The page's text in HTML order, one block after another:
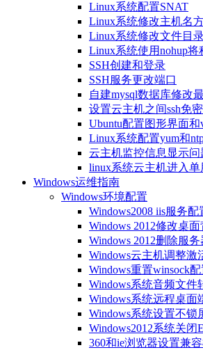
Linux系统配置SNAT
Linux系统修改主机名
Linux系统修改文件目
Linux系统使用nohup
SSH创建和登录
SSH服务更改端口
自建mysql数据库修改
设置云主机之间ssh免
Ubuntu配置图形界面和
Linux系统配置yum和
云主机监控信息显示
linux系统云主机进入
Windows运维指南
Windows环境配置
Windows2008 iis服务配
Windows 2012修改桌
Windows 2012删除服
Windows云主机调整激
Windows重置winsock配
Windows系统音频文件
Windows系统远程桌
Windows系统设置不锁
Windows2012系统关闭
360和ie浏览器设置兼